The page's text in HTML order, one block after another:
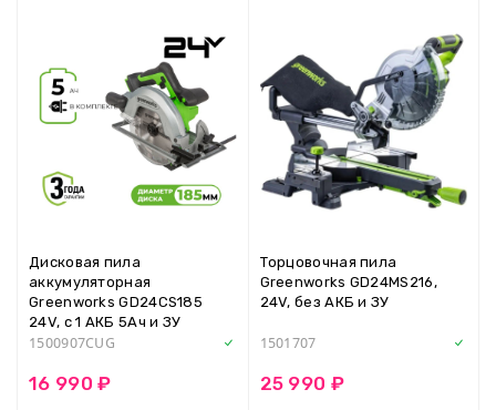
Дисковая пила
аккумуляторная
Greenworks GD24CS185
24V, с 1 АКБ 5Ач и ЗУ
1500907CUG
16 990 ₽
Торцовочная пила
Greenworks GD24MS216,
24V, без АКБ и ЗУ
1501707
25 990 ₽